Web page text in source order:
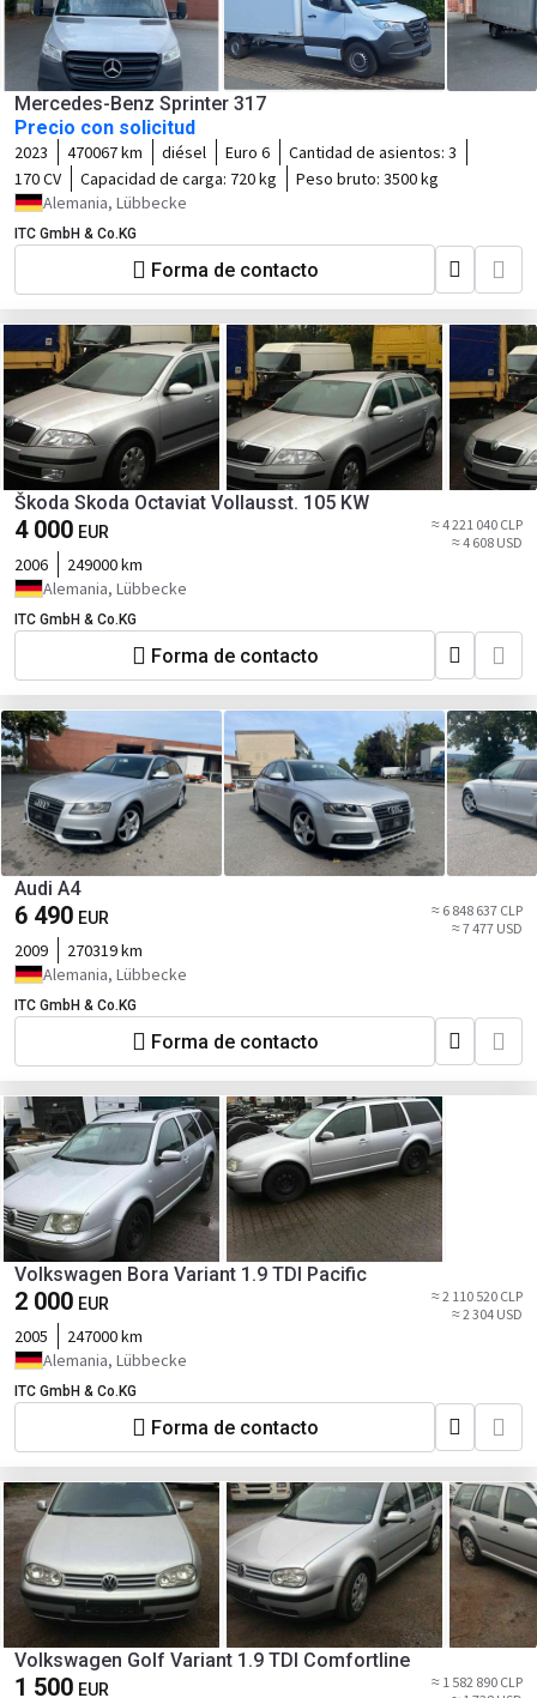
Mercedes-Benz Sprinter 317
Precio con solicitud
2023 470067 km diésel Euro 6 Cantidad de asientos: 3
170 CV
Capacidad de carga: 720 kg Peso bruto: 3500 kg
Alemania, Lübbecke
ITC GmbH & Co.KG
Forma de contacto
Škoda Skoda Octaviat Vollausst. 105 KW
4 000 EUR
≈ 4 221 040 CLP
≈ 4 608 USD
2006
249000 km
Alemania, Lübbecke
ITC GmbH & Co.KG
Forma de contacto
Audi A4
6 490 EUR
≈ 6 848 637 CLP
≈ 7 477 USD
2009
270319 km
Alemania, Lübbecke
ITC GmbH & Co.KG
Forma de contacto
Volkswagen Bora Variant 1.9 TDI Pacific
2 000 EUR
≈ 2 110 520 CLP
≈ 2 304 USD
2005
247000 km
Alemania, Lübbecke
ITC GmbH & Co.KG
Forma de contacto
Volkswagen Golf Variant 1.9 TDI Comfortline
1 500 EUR
≈ 1 582 890 CLP